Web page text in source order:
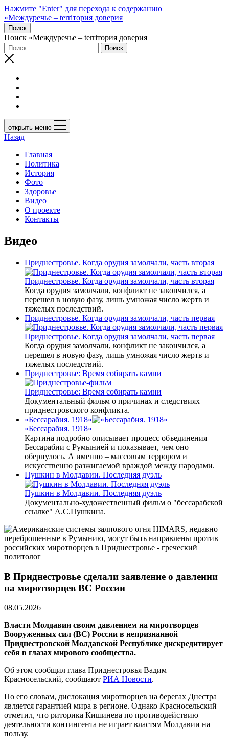
Нажмите "Enter" для перехода к содержанию
«Междуречье – terriтория доверия
Поиск
Поиск «Междуречье – terriтория доверия
открыть меню
Назад
Главная
Политика
История
Фото
Здоровье
Видео
О проекте
Контакты
Видео
Приднестровье. Когда орудия замолчали, часть вторая
Приднестровье. Когда орудия замолчали, часть вторая
Когда орудия замолчали, конфликт не закончился, а
перешел в новую фазу, лишь умножая число жертв и
тяжелых последствий.
Приднестровье. Когда орудия замолчали, часть первая
Приднестровье. Когда орудия замолчали, часть первая
Когда орудия замолчали, конфликт не закончился, а
перешел в новую фазу, лишь умножая число жертв и
тяжелых последствий.
Приднестровье: Время собирать камни
Приднестровье: Время собирать камни
Документальный фильм о причинах и следствиях
приднестровского конфликта.
«Бессарабия. 1918»
«Бессарабия. 1918»
Картина подробно описывает процесс объединения
Бессарабии с Румынией и показывает, чем оно
обернулось. А именно – массовым террором и
искусственно разжигаемой враждой между народами.
Пушкин в Молдавии. Последняя дуэль
Пушкин в Молдавии. Последняя дуэль
Документально-художественный фильм о "бессарабской
ссылке" А.С.Пушкина.
В Приднестровье сделали заявление о давлении
на миротворцев ВС России
08.05.2026
Власти Молдавии своим давлением на миротворцев
Вооруженных сил (ВС) России в непризнанной
Приднестровской Молдавской Республике дискредитирует
себя в глазах мирового сообщества.
Об этом сообщил глава Приднестровья Вадим
Красносельский, сообщают РИА Новости.
По его словам, дислокация миротворцев на берегах Днестра
является гарантией мира в регионе. Однако Красносельский
отметил, что риторика Кишинева по противодействию
деятельности контингента не играет властям Молдавии на
пользу.